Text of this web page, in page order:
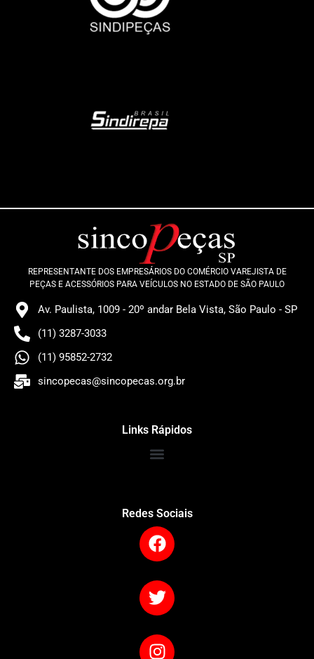
REPRESENTANTE DOS EMPRESÁRIOS DO COMÉRCIO VAREJISTA DE
PEÇAS E ACESSÓRIOS PARA VEÍCULOS NO ESTADO DE SÃO PAULO
Av. Paulista, 1009 - 20º andar Bela Vista, São Paulo - SP
(11) 3287-3033
(11) 95852-2732
sincopecas@sincopecas.org.br
Links Rápidos
Redes Sociais